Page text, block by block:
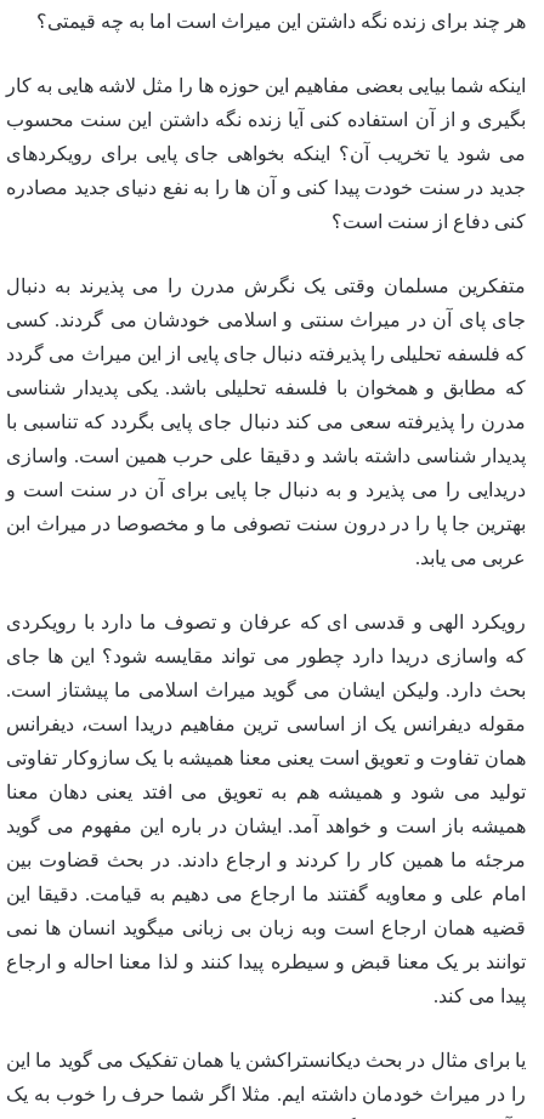
هر چند برای زنده نگه داشتن این میراث است اما به چه قیمتی؟
اینکه شما بیایی بعضی مفاهیم این حوزه ها را مثل لاشه هایی به کار
بگیری و از آن استفاده کنی آیا زنده نگه داشتن این سنت محسوب
می شود یا تخریب آن؟ اینکه بخواهی جای پایی برای رویکردهای
جدید در سنت خودت پیدا کنی و آن ها را به نفع دنیای جدید مصادره
کنی دفاع از سنت است؟
متفکرین مسلمان وقتی یک نگرش مدرن را می پذیرند به دنبال
جای پای آن در میراث سنتی و اسلامی خودشان می گردند. کسی
که فلسفه تحلیلی را پذیرفته دنبال جای پایی از این میراث می گردد
که مطابق و همخوان با فلسفه تحلیلی باشد. یکی پدیدار شناسی
مدرن را پذیرفته سعی می کند دنبال جای پایی بگردد که تناسبی با
پدیدار شناسی داشته باشد و دقیقا علی حرب همین است. واسازی
دریدایی را می پذیرد و به دنبال جا پایی برای آن در سنت است و
بهترین جا پا را در درون سنت تصوفی ما و مخصوصا در میراث ابن
عربی می یابد.
رویکرد الهی و قدسی ای که عرفان و تصوف ما دارد با رویکردی
که واسازی دریدا دارد چطور می تواند مقایسه شود؟ این ها جای
بحث دارد. ولیکن ایشان می گوید میراث اسلامی ما پیشتاز است.
مقوله دیفرانس یک از اساسی ترین مفاهیم دریدا است، دیفرانس
همان تفاوت و تعویق است یعنی معنا همیشه با یک سازوکار تفاوتی
تولید می شود و همیشه هم به تعویق می افتد یعنی دهان معنا
همیشه باز است و خواهد آمد. ایشان در باره این مفهوم می گوید
مرجئه ما همین کار را کردند و ارجاع دادند. در بحث قضاوت بین
امام علی و معاویه گفتند ما ارجاع می دهیم به قیامت. دقیقا این
قضیه همان ارجاع است وبه زبان بی زبانی میگوید انسان ها نمی
توانند بر یک معنا قبض و سیطره پیدا کنند و لذا معنا احاله و ارجاع
پیدا می کند.
یا برای مثال در بحث دیکانستراکشن یا همان تفکیک می گوید ما این
را در میراث خودمان داشته ایم. مثلا اگر شما حرف را خوب به یک